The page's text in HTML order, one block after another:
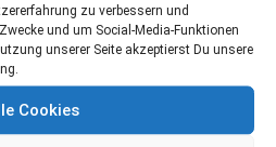
zu verbessern und
und um Social-Media-Funktionen
unserer Seite akzeptierst Du unsere
Cookies